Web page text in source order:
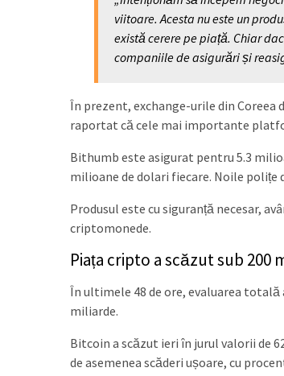
viitoare. Acesta nu este un
există cerere pe piață. Chiar
companiile de asigurări și
În prezent, exchange-urile din Coreea
raportat că cele mai importante
Bithumb este asigurat pentru 5.3
milioane de dolari fiecare. Noile polițe
Produsul este cu siguranță necesar,
criptomonede.
Piața cripto a scăzut sub
În ultimele 48 de ore, evaluarea totală
miliarde.
Bitcoin a scăzut ieri în jurul valorii de
de asemenea scăderi ușoare, cu